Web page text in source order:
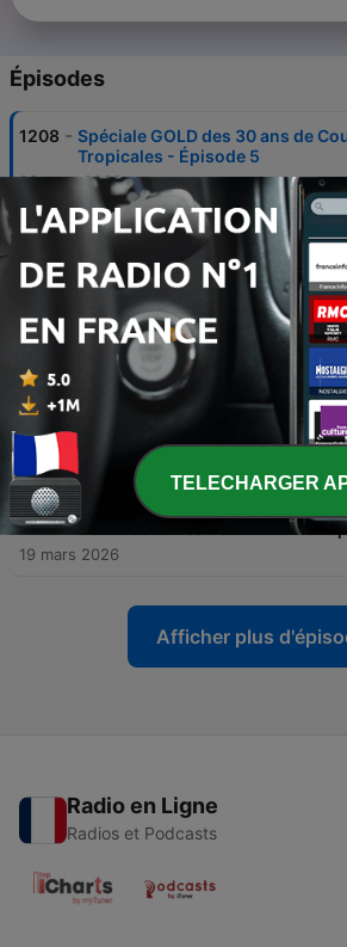
Épisodes
1208 - Spéciale GOLD des 30 ans de
Tropicales - Épisode 5
26 mars 2026
1207 - Spéciale GOLD des 30 ans de
Tropicales - Épisode 4
25 mars 2026
1206
Spéciale GOLD des 30 ans de
Tropicales - Épisode 3
24 mars 2026
1205 - Spéciale GOLD des 30 ans de
23 mars 2026
1204 - Hommage à trois figures
trois décennies de Couleurs
19 mars 2026
Afficher plus
Radio en Ligne
Radios et Podcasts
TELECHARGER